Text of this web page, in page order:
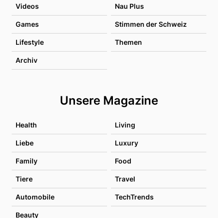
Videos Nau Plus
Games Stimmen der Schweiz
Lifestyle Themen
Archiv
Unsere Magazine
Health Living
Liebe Luxury
Family Food
Tiere Travel
Automobile TechTrends
Beauty